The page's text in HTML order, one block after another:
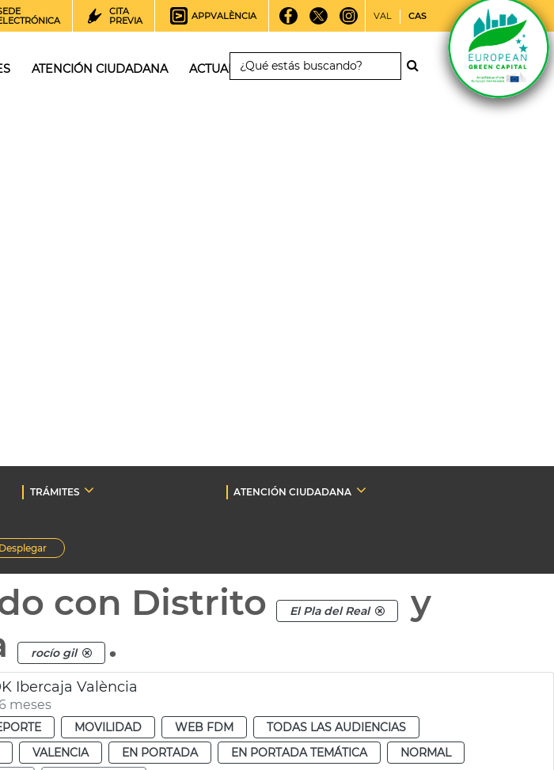
CITA
PREVIA
APPVALÈNCIA VAL CAS
ATENCIÓN CIUDADANA ACTUALIDAD
TRÁMITES
ATENCIÓN CIUDADANA
Desplegar
con Distrito El Pla del Real
y
rocío gil .
Ibercaja València
meses
MOVILIDAD WEB FDM
TODAS LAS AUDIENCIAS
VALENCIA EN PORTADA EN PORTADA TEMÁTICA
NORMAL